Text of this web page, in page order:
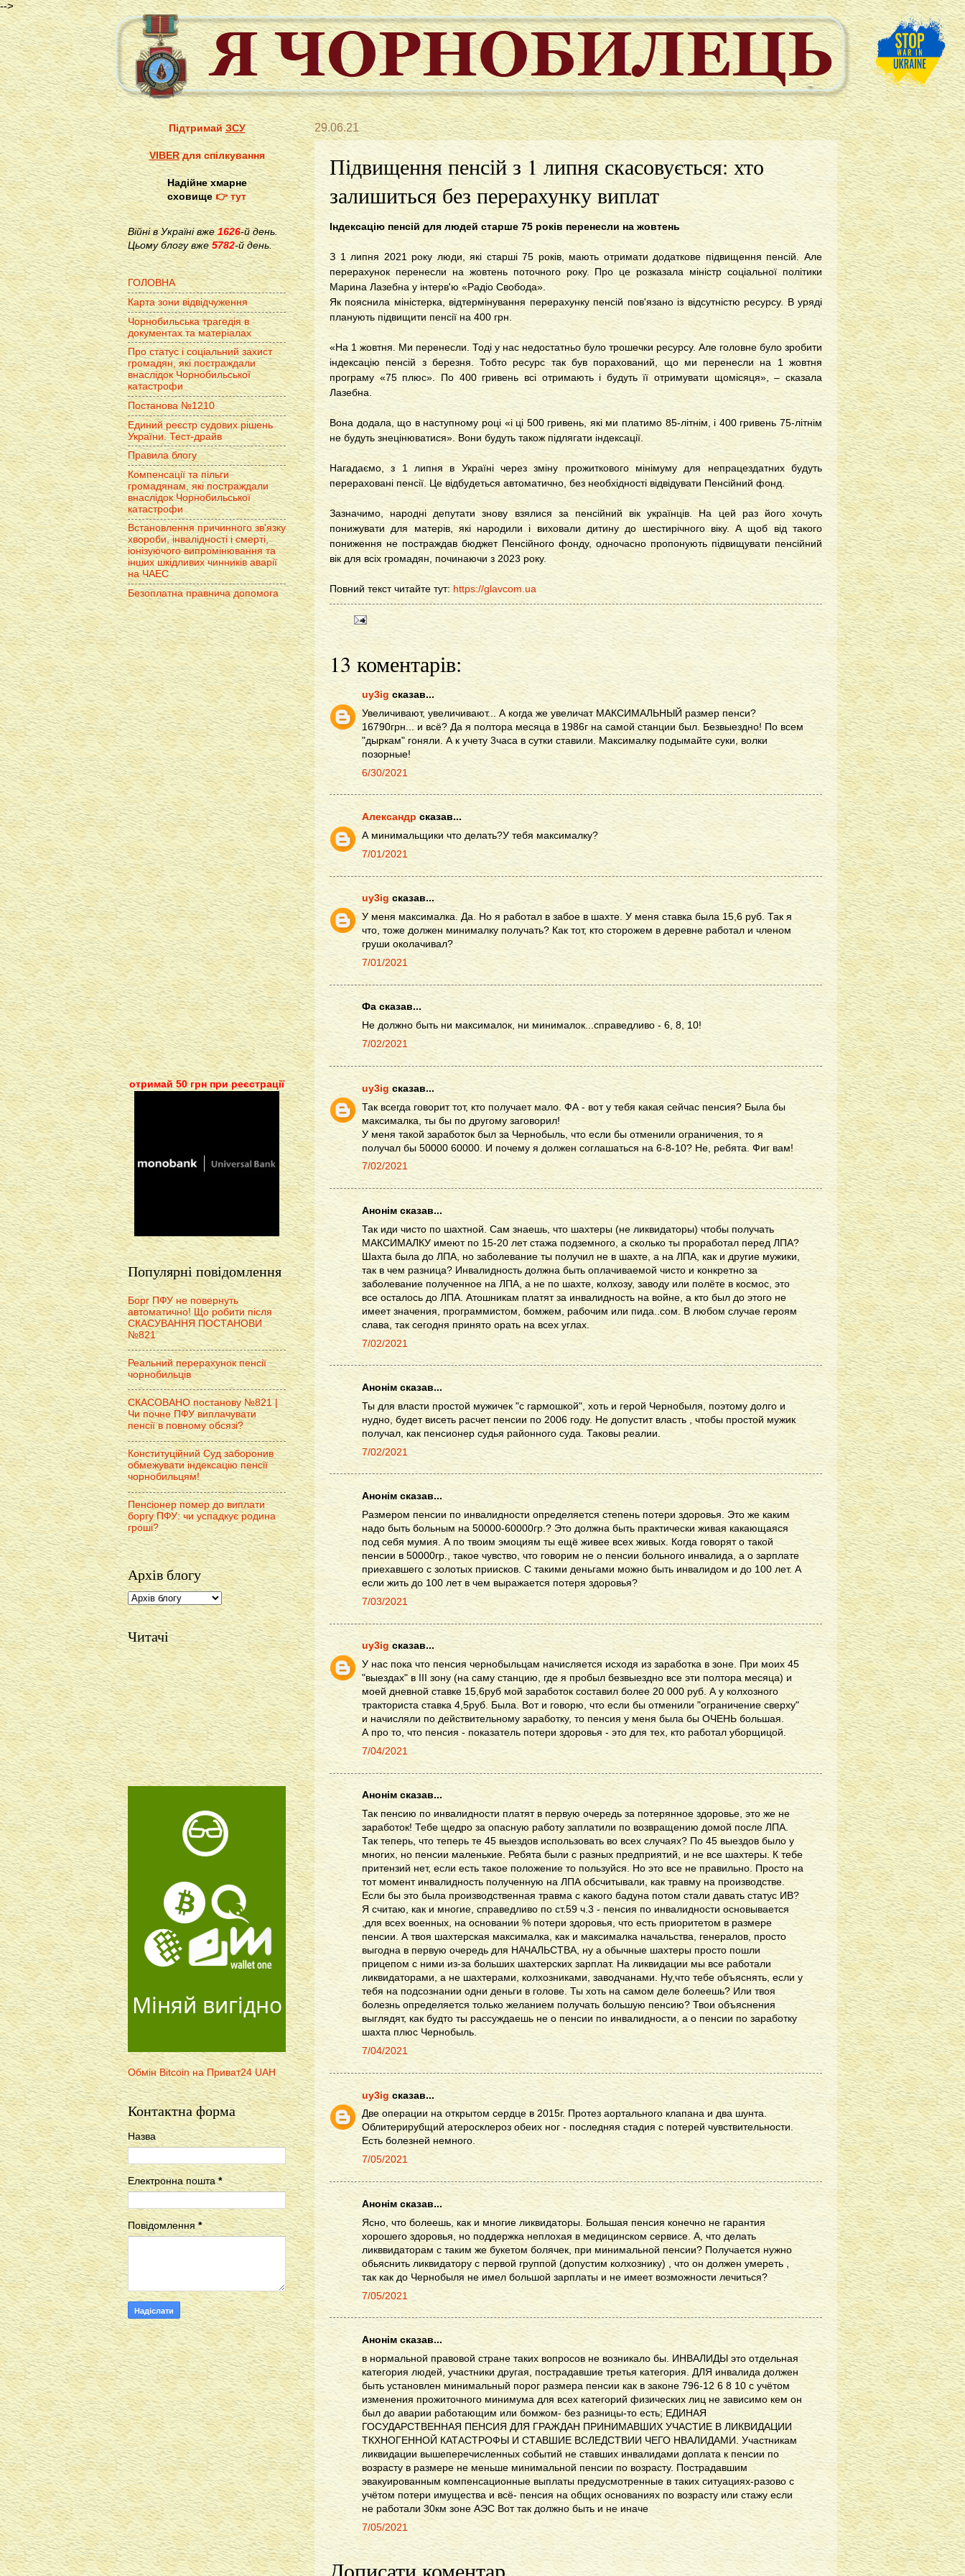
-->
29.06.21
Підвищення пенсій з 1 липня скасовується: хто
залишиться без перерахунку виплат
Індексацію пенсій для людей старше 75 років перенесли на жовтень
З 1 липня 2021 року люди, які старші 75 років, мають отримати додаткове підвищення пенсій. Але
перерахунок перенесли на жовтень поточного року. Про це розказала міністр соціальної політики
Марина Лазебна у інтерв'ю «Радіо Свобода».
Як пояснила міністерка, відтермінування перерахунку пенсій пов'язано із відсутністю ресурсу. В уряді
планують підвищити пенсії на 400 грн.
«На 1 жовтня. Ми перенесли. Тоді у нас недостатньо було трошечки ресурсу. Але головне було зробити
індексацію пенсій з березня. Тобто ресурс так був порахований, що ми перенесли на 1 жовтня
програму «75 плюс». По 400 гривень всі отримають і будуть її отримувати щомісяця», – сказала
Лазебна.
Вона додала, що в наступному році «і ці 500 гривень, які ми платимо 85-літнім, і 400 гривень 75-літнім
не будуть знецінюватися». Вони будуть також підлягати індексації.
Нагадаємо, з 1 липня в Україні через зміну прожиткового мінімуму для непрацездатних будуть
перераховані пенсії. Це відбудеться автоматично, без необхідності відвідувати Пенсійний фонд.
Зазначимо, народні депутати знову взялися за пенсійний вік українців. На цей раз його хочуть
понижувати для матерів, які народили і виховали дитину до шестирічного віку. А щоб від такого
пониження не постраждав бюджет Пенсійного фонду, одночасно пропонують підвищувати пенсійний
вік для всіх громадян, починаючи з 2023 року.
Повний текст читайте тут: https://glavcom.ua
13 коментарів:
uy3ig сказав...
Увеличивают, увеличивают... А когда же увеличат МАКСИМАЛЬНЫЙ размер пенси?
16790грн... и всё? Да я полтора месяца в 1986г на самой станции был. Безвыездно! По всем
"дыркам" гоняли. А к учету 3часа в сутки ставили. Максималку подымайте суки, волки
позорные!
6/30/2021
Александр сказав...
А минимальщики что делать?У тебя максималку?
7/01/2021
uy3ig сказав...
У меня максималка. Да. Но я работал в забое в шахте. У меня ставка была 15,6 руб. Так я
что, тоже должен минималку получать? Как тот, кто сторожем в деревне работал и членом
груши околачивал?
7/01/2021
Фа сказав...
Не должно быть ни максималок, ни минималок...справедливо - 6, 8, 10!
7/02/2021
uy3ig сказав...
Так всегда говорит тот, кто получает мало. ФА - вот у тебя какая сейчас пенсия? Была бы
максималка, ты бы по другому заговорил!
У меня такой заработок был за Чернобыль, что если бы отменили ограничения, то я
получал бы 50000 60000. И почему я должен соглашаться на 6-8-10? Не, ребята. Фиг вам!
7/02/2021
Анонім сказав...
Так иди чисто по шахтной. Сам знаешь, что шахтеры (не ликвидаторы) чтобы получать
МАКСИМАЛКУ имеют по 15-20 лет стажа подземного, а сколько ты проработал перед ЛПА?
Шахта была до ЛПА, но заболевание ты получил не в шахте, а на ЛПА, как и другие мужики,
так в чем разница? Инвалидность должна быть оплачиваемой чисто и конкретно за
заболевание полученное на ЛПА, а не по шахте, колхозу, заводу или полёте в космос, это
все осталось до ЛПА. Атошникам платят за инвалидность на войне, а кто был до этого не
имеет значения, программистом, бомжем, рабочим или пида..сом. В любом случае героям
слава, так сегодня принято орать на всех углах.
7/02/2021
Анонім сказав...
Ты для власти простой мужичек "с гармошкой", хоть и герой Чернобыля, поэтому долго и
нудно, будет висеть расчет пенсии по 2006 году. Не допустит власть , чтобы простой мужик
получал, как пенсионер судья районного суда. Таковы реалии.
7/02/2021
Анонім сказав...
Размером пенсии по инвалидности определяется степень потери здоровья. Это же каким
надо быть больным на 50000-60000гр.? Это должна быть практически живая какающаяся
под себя мумия. А по твоим эмоциям ты ещё живее всех живых. Когда говорят о такой
пенсии в 50000гр., такое чувство, что говорим не о пенсии больного инвалида, а о зарплате
приехавшего с золотых приисков. С такими деньгами можно быть инвалидом и до 100 лет. А
если жить до 100 лет в чем выражается потеря здоровья?
7/03/2021
uy3ig сказав...
У нас пока что пенсия чернобыльцам начисляется исходя из заработка в зоне. При моих 45
"выездах" в III зону (на саму станцию, где я пробыл безвыездно все эти полтора месяца) и
моей дневной ставке 15,6руб мой заработок составил более 20 000 руб. А у колхозного
тракториста ставка 4,5руб. Была. Вот и говорю, что если бы отменили "ограничение сверху"
и начисляли по действительному заработку, то пенсия у меня была бы ОЧЕНЬ большая.
А про то, что пенсия - показатель потери здоровья - это для тех, кто работал уборщицой.
7/04/2021
Анонім сказав...
Так пенсию по инвалидности платят в первую очередь за потерянное здоровье, это же не
заработок! Тебе щедро за опасную работу заплатили по возвращению домой после ЛПА.
Так теперь, что теперь те 45 выездов использовать во всех случаях? По 45 выездов было у
многих, но пенсии маленькие. Ребята были с разных предприятий, и не все шахтеры. К тебе
притензий нет, если есть такое положение то пользуйся. Но это все не правильно. Просто на
тот момент инвалидность полученную на ЛПА обсчитывали, как травму на производстве.
Если бы это была производственная травма с какого бадуна потом стали давать статус ИВ?
Я считаю, как и многие, справедливо по ст.59 ч.3 - пенсия по инвалидности основывается
,для всех военных, на основании % потери здоровья, что есть приоритетом в размере
пенсии. А твоя шахтерская максималка, как и максималка начальства, генералов, просто
выгодна в первую очередь для НАЧАЛЬСТВА, ну а обычные шахтеры просто пошли
прицепом с ними из-за больших шахтерских зарплат. На ликвидации мы все работали
ликвидаторами, а не шахтерами, колхозниками, заводчанами. Ну,что тебе объяснять, если у
тебя на подсознании одни деньги в голове. Ты хоть на самом деле болеешь? Или твоя
болезнь определяется только желанием получать большую пенсию? Твои объяснения
выглядят, как будто ты рассуждаешь не о пенсии по инвалидности, а о пенсии по заработку
шахта плюс Чернобыль.
7/04/2021
uy3ig сказав...
Две операции на открытом сердце в 2015г. Протез аортального клапана и два шунта.
Облитерирубщий атеросклероз обеих ног - последняя стадия с потерей чувствительности.
Есть болезней немного.
7/05/2021
Анонім сказав...
Ясно, что болеешь, как и многие ликвидаторы. Большая пенсия конечно не гарантия
хорошего здоровья, но поддержка неплохая в медицинском сервисе. А, что делать
ликввидаторам с таким же букетом болячек, при минимальной пенсии? Получается нужно
обьяснить ликвидатору с первой группой (допустим колхознику) , что он должен умереть ,
так как до Чернобыля не имел большой зарплаты и не имеет возможности лечиться?
7/05/2021
Анонім сказав...
в нормальной правовой стране таких вопросов не возникало бы. ИНВАЛИДЫ это отдельная
категория людей, участники другая, пострадавшие третья категория. ДЛЯ инвалида должен
быть установлен минимальный порог размера пенсии как в законе 796-12 6 8 10 с учётом
изменения прожиточного минимума для всех категорий физических лиц не зависимо кем он
был до аварии работающим или бомжом- без разницы-то есть; ЕДИНАЯ
ГОСУДАРСТВЕННАЯ ПЕНСИЯ ДЛЯ ГРАЖДАН ПРИНИМАВШИХ УЧАСТИЕ В ЛИКВИДАЦИИ
ТКХНОГЕННОЙ КАТАСТРОФЫ И СТАВШИЕ ВСЛЕДСТВИИ ЧЕГО НВАЛИДАМИ. Участникам
ликвидации вышеперечисленных событий не ставших инвалидами доплата к пенсии по
возрасту в размере не меньше минимальной пенсии по возрасту. Пострадавшим
эвакуированным компенсационные выплаты предусмотренные в таких ситуациях-разово с
учётом потери имущества и всё- пенсия на общих основаниях по возрасту или стажу если
не работали 30км зоне АЭС Вот так должно быть и не иначе
7/05/2021
Дописати коментар
ПідтримайЗСУ
VIBERдля спілкування
Надійне хмарне
сховище👉 тут
Війні в Україні вже1626-й день.
Цьому блогу вже 5782-й день.
ГОЛОВНА
Карта зони відвідчуження
Чорнобильська трагедія в
документах та матеріалах
Про статус і соціальний захист
громадян, які постраждали
внаслідок Чорнобильської
катастрофи
Постанова №1210
Единий реєстр судових рішень
України. Тест-драйв
Правила блогу
Компенсації та пільги
громадянам, які постраждали
внаслідок Чорнобильської
катастрофи
Встановлення причинного зв'язку
хвороби, інвалідності і смерті,
іонізуючого випромінювання та
інших шкідливих чинників аварії
на ЧАЕС
Безоплатна правнича допомога
отримай 50 грн при реєстрації
Популярні повідомлення
Борг ПФУ не повернуть
автоматично! Що робити після
СКАСУВАННЯ ПОСТАНОВИ
№821
Реальний перерахунок пенсії
чорнобильців
СКАСОВАНО постанову №821 |
Чи почне ПФУ виплачувати
пенсії в повному обсязі?
Конституційний Суд заборонив
обмежувати індексацію пенсії
чорнобильцям!
Пенсіонер помер до виплати
боргу ПФУ: чи успадкує родина
гроші?
Архів блогу
Читачі
Міняй вигідно
Обмін Bitcoin на Приват24 UAH
Контактна форма
Назва
Електронна пошта*
Повідомлення*